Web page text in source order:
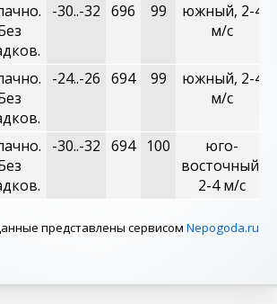
-30..-32 696 99
южный, 2-4
м/с
-24..-26 694 99
южный, 2-4
м/с
-30..-32 694 100
юго-
восточный,
2-4 м/с
представлены сервисом Nepogoda.ru